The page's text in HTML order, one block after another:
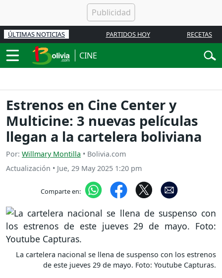
ÚLTIMAS NOTICIAS PARTIDOS HOY RECETAS
CINE
Estrenos en Cine Center y
Multicine: 3 nuevas películas
llegan a la cartelera boliviana
Por: Willmary Montilla • Bolivia.com
Actualización • Jue, 29 May 2025 1:20 pm
Comparte en:
La cartelera nacional se llena de suspenso con los estrenos
de este jueves 29 de mayo. Foto: Youtube Capturas.